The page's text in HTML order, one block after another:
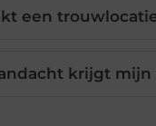
een
krijgt